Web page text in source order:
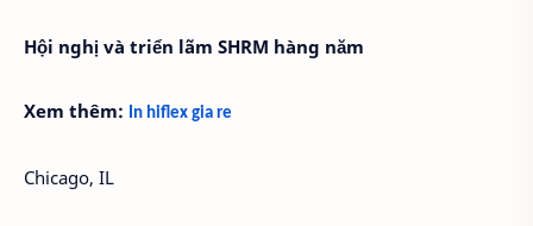
Hội nghị và triển lãm SHRM hàng năm
Xem thêm: In hiflex gia re
Chicago, IL